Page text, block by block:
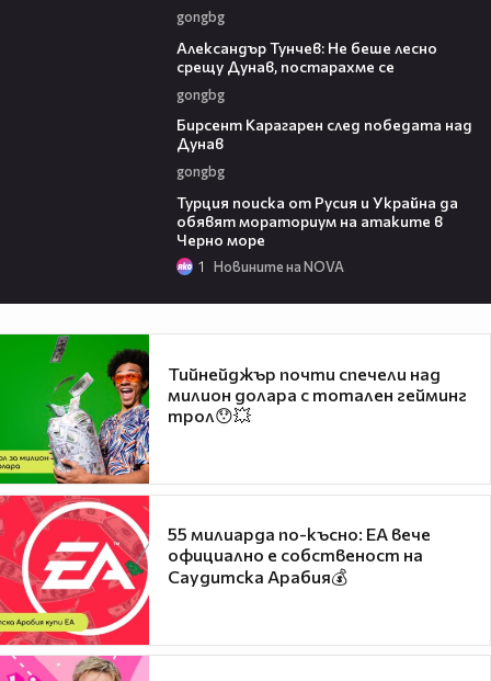
gongbg
Александър Тунчев: Не беше лесно
срещу Дунав, постарахме се
gongbg
Бирсент Карагарен след победата над
Дунав
gongbg
Турция поиска от Русия и Украйна да
обявят мораториум на атаките в
Черно море
1 Новините на NOVA
Тийнейджър почти спечели над
милион долара с тотален гейминг
трол😯💥
55 милиарда по-късно: EA вече
официално е собственост на
Саудитска Арабия💰